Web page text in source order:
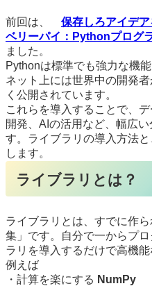
前回は、 保存しろアイデ
ベリーパイ：Pythonプログ
ました。
Pythonは標準でも強力な機
ネット上には世界中の開発
く公開されています。
これらを導入することで、
開発、AIの活用など、幅広
す。ライブラリの導入方法
します。
ライブラリとは？
ライブラリとは、すでに作
集」です。自分で一からプ
ラリを導入するだけで高機
例えば
・計算を楽にする NumPy